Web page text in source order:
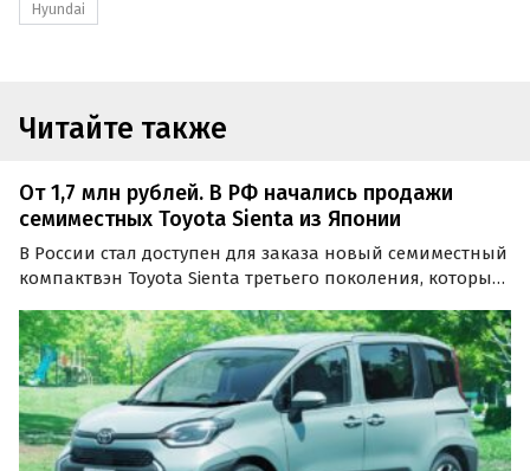
Hyundai
Читайте также
От 1,7 млн рублей. В РФ начались продажи
семиместных Toyota Sienta из Японии
В России стал доступен для заказа новый семиместный
компактвэн Toyota Sienta третьего поколения, который
японском рынке.